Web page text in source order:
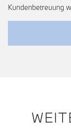
Kundenbetreuung